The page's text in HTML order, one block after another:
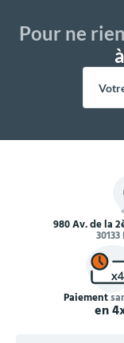
Pour ne
980 Av. de la
30133
Paiement
en